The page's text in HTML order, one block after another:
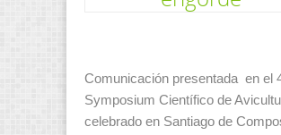
Comunicación presentada en el
Symposium Científico de
celebrado en Santiago de